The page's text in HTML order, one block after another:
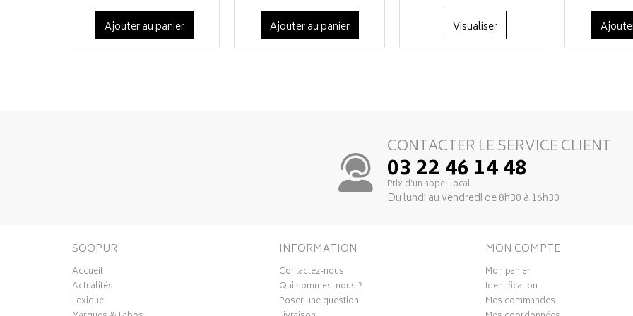
Ajouter au panier Ajouter au panier Visualiser
CONTACTER LE SERVICE CLIENT
03 22 46 14 48
Prix d’un appel local
Du lundi au vendredi de 8h30 à 16h30
SOOPUR
Accueil
Actualités
Lexique
INFORMATION
Contactez-nous
Qui sommes-nous ?
Poser une question
MON COMPTE
Mon panier
Identification
Mes commandes